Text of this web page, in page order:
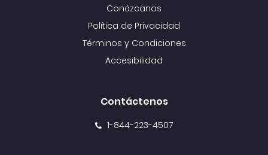
Conózcanos
Política de Privacidad
Términos y Condiciones
Accesibilidad
Contáctenos
1-844-223-4507